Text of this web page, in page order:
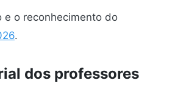
e o reconhecimento do
.
dos professores